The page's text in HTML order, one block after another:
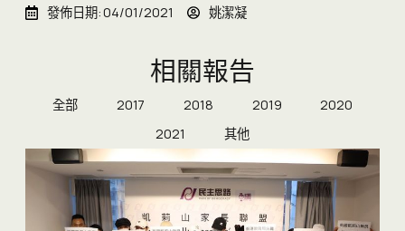
發佈日期:04/01/2021 姚潔凝
相關報告
全部 2017 2018 2019
2020
2021
其他